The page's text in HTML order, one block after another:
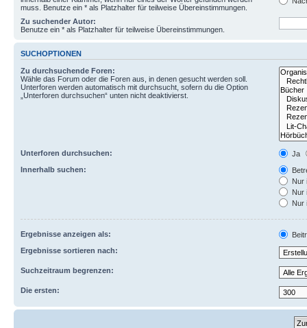
muss. Benutze ein * als Platzhalter für teilweise Übereinstimmungen.
Zu suchender Autor:
Benutze ein * als Platzhalter für teilweise Übereinstimmungen.
SUCHOPTIONEN
Zu durchsuchende Foren:
Wähle das Forum oder die Foren aus, in denen gesucht werden soll.
Unterforen werden automatisch mit durchsucht, sofern du die Option
„Unterforen durchsuchen“ unten nicht deaktivierst.
Unterforen durchsuchen:
Ja
Innerhalb suchen:
Nur
Nur
Nur
Ergebnisse anzeigen als:
Ergebnisse sortieren nach:
Suchzeitraum begrenzen:
Die ersten: